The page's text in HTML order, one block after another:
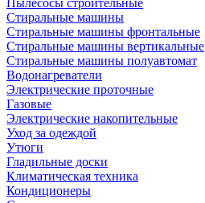
Пылесосы строительные
Стиральные машины
Стиральные машины фронтальные
Стиральные машины вертикальные
Стиральные машины полуавтомат
Водонагреватели
Электрические проточные
Газовые
Электрические накопительные
Уход за одеждой
Утюги
Гладильные доски
Климатическая техника
Кондиционеры